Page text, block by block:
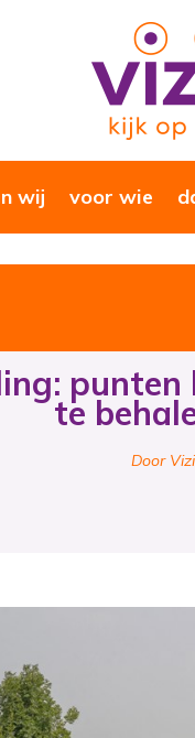
wij voor wie
te
Door